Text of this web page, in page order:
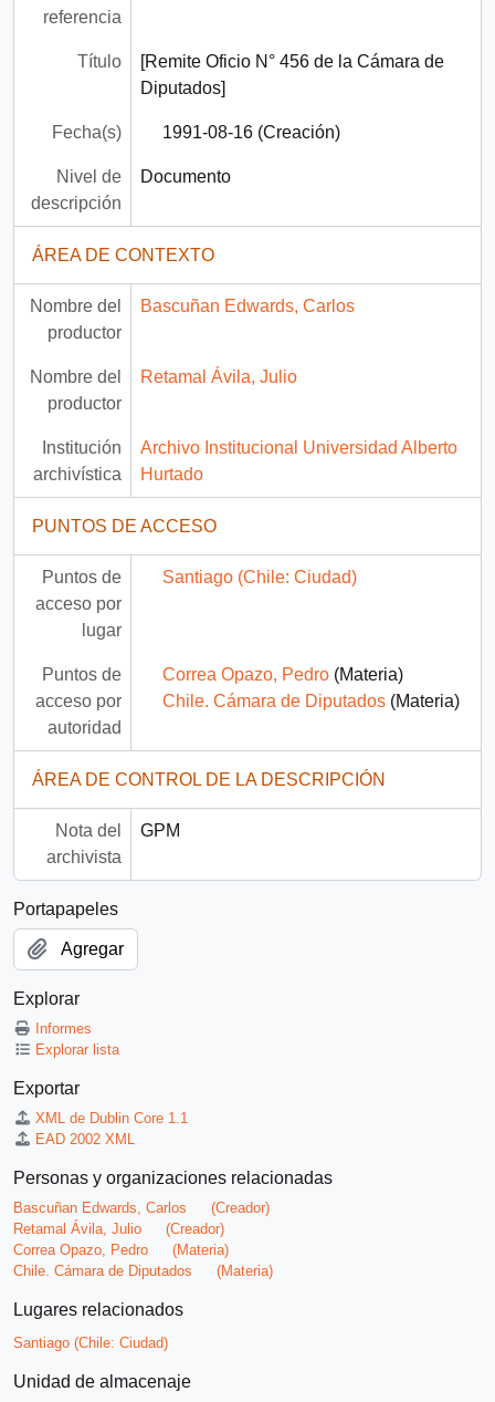
referencia
Título
[Remite Oficio N° 456 de la Cámara de
Diputados]
Fecha(s) 1991-08-16 (Creación)
Nivel de
descripción
Documento
ÁREA DE CONTEXTO
Nombre del
productor
Bascuñan Edwards, Carlos
Nombre del
productor
Retamal Ávila, Julio
Institución
archivística
Archivo Institucional Universidad Alberto
Hurtado
PUNTOS DE ACCESO
Puntos de
acceso por
lugar
Santiago (Chile: Ciudad)
Puntos de
acceso por
autoridad
Correa Opazo, Pedro(Materia)
Chile. Cámara de Diputados(Materia)
ÁREA DE CONTROL DE LA DESCRIPCIÓN
Nota del
archivista
GPM
Portapapeles
Agregar
Explorar
Informes
Explorar lista
Exportar
XML de Dublin Core 1.1
EAD 2002 XML
Personas y organizaciones relacionadas
Bascuñan Edwards, Carlos
(Creador)
Retamal Ávila, Julio
(Creador)
Correa Opazo, Pedro
(Materia)
Chile. Cámara de Diputados
(Materia)
Lugares relacionados
Santiago (Chile: Ciudad)
Unidad de almacenaje